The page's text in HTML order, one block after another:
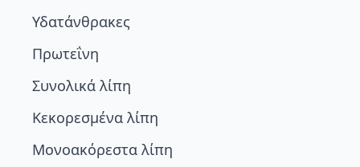
Υδατάνθρακες
Πρωτεΐνη
Συνολικά λίπη
Κεκορεσμένα λίπη
Μονοακόρεστα λίπη